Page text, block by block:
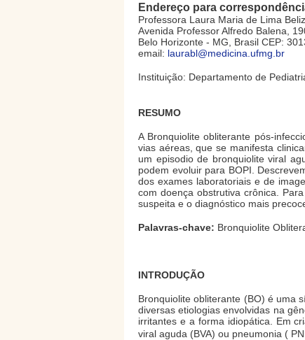
Endereço para
Professora Laura Maria de Lima
Avenida Professor Alfredo Balena,
Belo Horizonte - MG, Brasil CEP:
email: laurabl@medicina.ufmg.br
Instituição: Departamento de
RESUMO
A Bronquiolite obliterante pós-
vias aéreas, que se manifesta
um episodio de bronquiolite viral
podem evoluir para BOPI.
dos exames laboratoriais e de
com doença obstrutiva crônica.
suspeita e o diagnóstico mais
Palavras-chave: Bronquiolite
INTRODUÇÃO
Bronquiolite obliterante (BO) é uma
diversas etiologias envolvidas na
irritantes e a forma idiopática. Em
viral aguda (BVA) ou pneumonia (